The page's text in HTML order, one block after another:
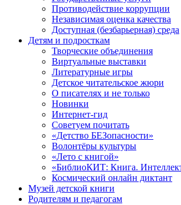
Противодействие коррупции
Независимая оценка качества
Доступная (безбарьерная) среда
Детям и подросткам
Творческие объединения
Виртуальные выставки
Литературные игры
Детское читательское жюри
О писателях и не только
Новинки
Интернет-гид
Советуем почитать
«Детство БЕЗопасности»
Волонтёры культуры
«Лето с книгой»
«БиблиоКИТ: Книга.
Космический онлайн диктант
Музей детской книги
Родителям и педагогам